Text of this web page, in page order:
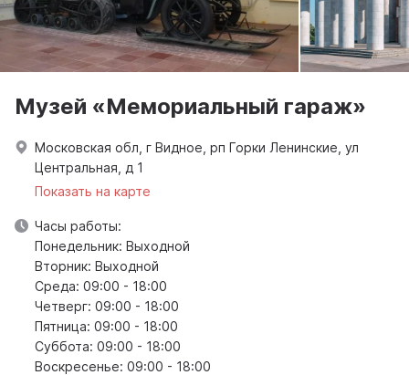
Музей «Мемориальный гараж»
Московская обл, г Видное, рп Горки Ленинские, ул
Центральная, д 1
Показать на карте
Часы работы:
Понедельник: Выходной
Вторник: Выходной
Среда: 09:00 - 18:00
Четверг: 09:00 - 18:00
Пятница: 09:00 - 18:00
Суббота: 09:00 - 18:00
Воскресенье: 09:00 - 18:00